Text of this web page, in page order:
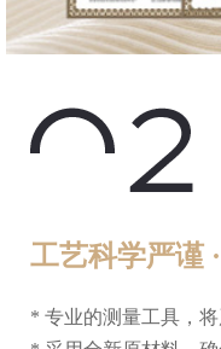
工艺科学严谨
* 专业的测量工具，